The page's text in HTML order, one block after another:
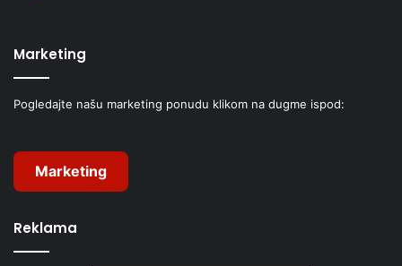
Marketing
Pogledajte našu marketing ponudu klikom na dugme ispod:
Marketing
Reklama